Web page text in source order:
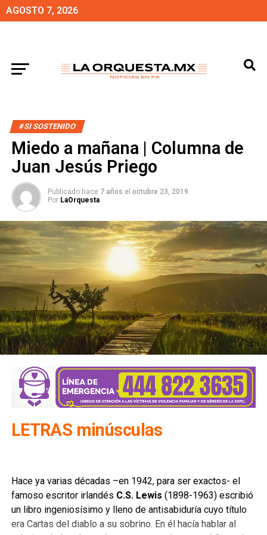
AGOSTO 7, 2026
#SI SOSTENIDO
Miedo a mañana | Columna de
Juan Jesús Priego
Publicado hace 7 años el octubre 23, 2019
Por LaOrquesta
LETRAS minúsculas
Hace ya varias décadas –en 1942, para ser exactos- el
famoso escritor irlandés C.S. Lewis (1898-1963) escribió
un libro ingeniosísimo y lleno de antisabiduría cuyo título
era Cartas del diablo a su sobrino. En él hacía hablar al